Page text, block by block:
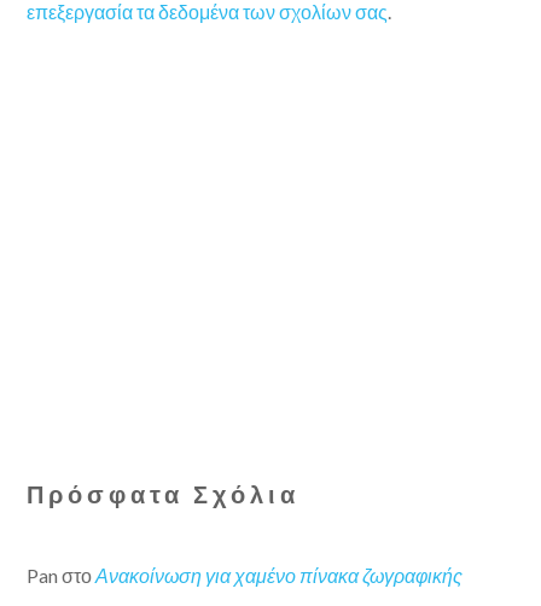
επεξεργασία τα δεδομένα των σχολίων σας
Πρόσφατα Σχόλια
Pan στοΑνακοίνωση για χαμένο πίνακα ζωγραφικής